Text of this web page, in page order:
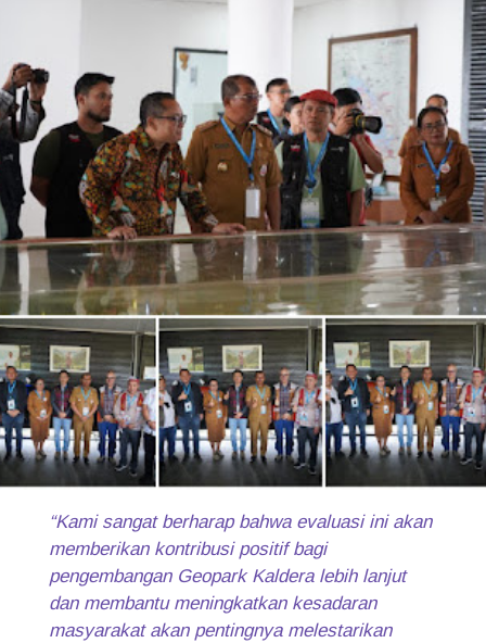
“Kami sangat berharap bahwa evaluasi ini akan
memberikan kontribusi positif bagi
pengembangan Geopark Kaldera lebih lanjut
dan membantu meningkatkan kesadaran
masyarakat akan pentingnya melestarikan